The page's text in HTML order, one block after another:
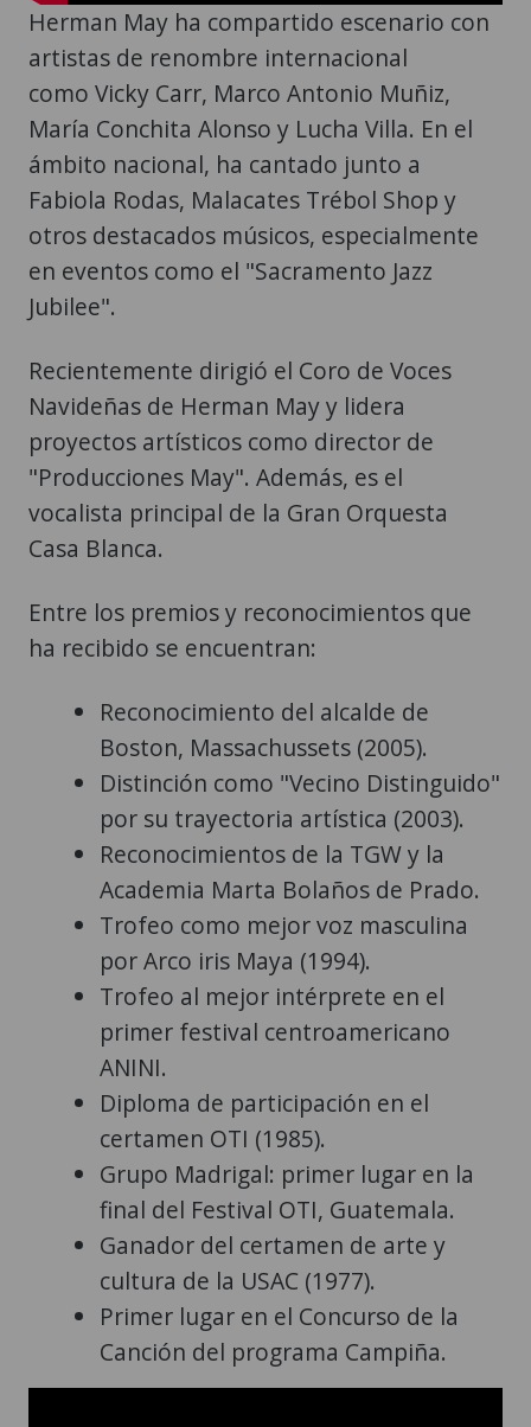
Herman May ha compartido escenario con
artistas de renombre internacional
como Vicky Carr, Marco Antonio Muñiz,
María Conchita Alonso y Lucha Villa. En el
ámbito nacional, ha cantado junto a
Fabiola Rodas, Malacates Trébol Shop y
otros destacados músicos, especialmente
en eventos como el "Sacramento Jazz
Jubilee".
Recientemente dirigió el Coro de Voces
Navideñas de Herman May y lidera
proyectos artísticos como director de
"Producciones May". Además, es el
vocalista principal de la Gran Orquesta
Casa Blanca.
Entre los premios y reconocimientos que
ha recibido se encuentran:
Reconocimiento del alcalde de
Boston, Massachussets (2005).
Distinción como "Vecino Distinguido"
por su trayectoria artística (2003).
Reconocimientos de la TGW y la
Academia Marta Bolaños de Prado.
Trofeo como mejor voz masculina
por Arco iris Maya (1994).
Trofeo al mejor intérprete en el
primer festival centroamericano
ANINI.
Diploma de participación en el
certamen OTI (1985).
Grupo Madrigal: primer lugar en la
final del Festival OTI, Guatemala.
Ganador del certamen de arte y
cultura de la USAC (1977).
Primer lugar en el Concurso de la
Canción del programa Campiña.